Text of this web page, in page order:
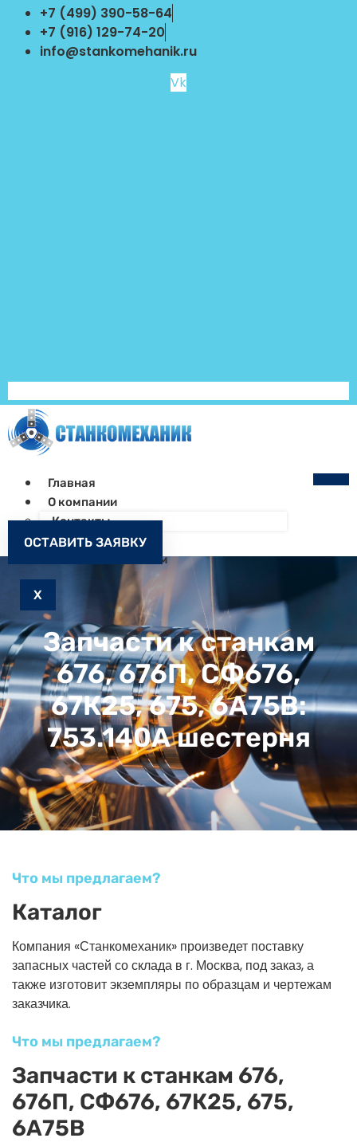
Перейти
содержимому
+7 (499) 390-58-64
+7 (916) 129-74-20
info@stankomehanik.ru
Vk
Главная
О компании
Контакты
Как заказать
Запчасти к станкам
X
ОСТАВИТЬ ЗАЯВКУ
Запчасти к станкам
676, 676П, СФ676,
67К25, 675, 6А75В:
753.140А шестерня
Что мы предлагаем?
Каталог
Компания «Станкомеханик» произведет поставку
запасных частей со склада в г. Москва, под заказ, а
также изготовит экземпляры по образцам и чертежам
заказчика.
Что мы предлагаем?
Запчасти к станкам 676,
676П, СФ676, 67К25, 675,
6А75В